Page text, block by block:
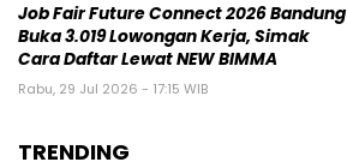
Job Fair Future Connect 2026 Bandung
Buka 3.019 Lowongan Kerja, Simak
Cara Daftar Lewat NEW BIMMA
Rabu, 29 Jul 2026 - 17:15 WIB
TRENDING